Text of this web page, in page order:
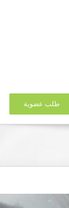
طلب عضوية